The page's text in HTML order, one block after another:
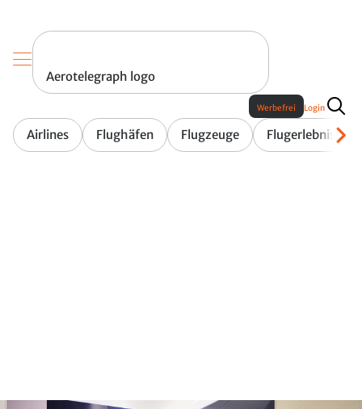
Aerotelegraph logo
Airlines Flughäfen Flugzeuge Flugerlebnis
Werbefrei Login